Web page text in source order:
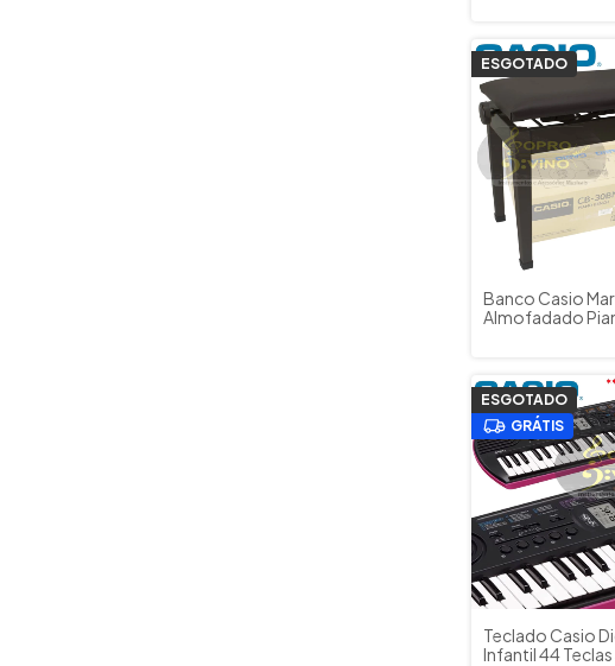
ESGOTADO
Banco Casio
Almofadado
ESGOTADO
GRÁTIS
Teclado Casio
Infantil 44 Teclas